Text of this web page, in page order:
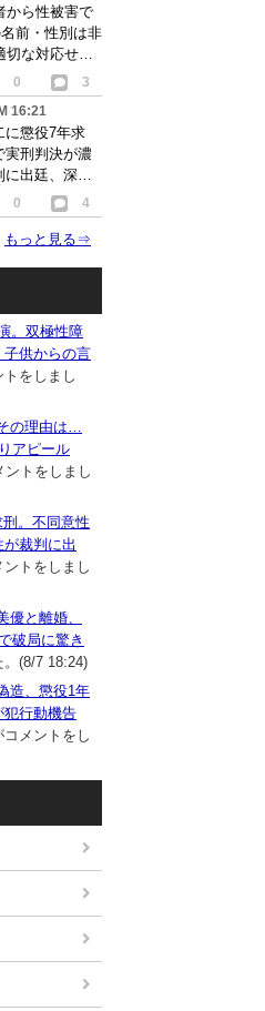
から性被害で
前・性別は非
切な対応せず
0
3
16:21
に懲役7年求
実刑判決が濃
出廷、深刻
0 4
もっと見る⇒
。双極性障
子供からの言
をしまし
の理由は…
アピール
ントをしまし
。不同意性
裁判に出
トをしまし
と離婚、
破局に驚き
(8/7 18:24)
造、懲役1年
犯行動機告
メントをし